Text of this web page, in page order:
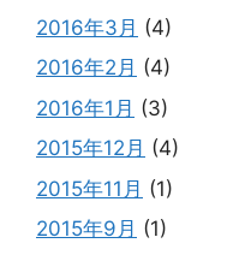
2016年3月 (4)
2016年2月 (4)
2016年1月 (3)
2015年12月 (4)
2015年11月 (1)
2015年9月 (1)